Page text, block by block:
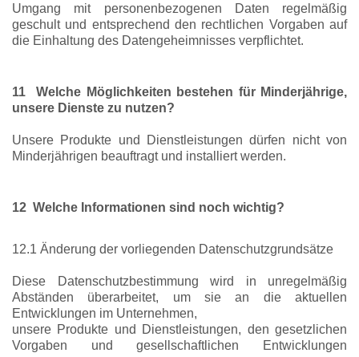
Umgang mit personenbezogenen Daten regelmäßig
geschult und entsprechend den rechtlichen Vorgaben auf
die Einhaltung des Datengeheimnisses verpflichtet.
11 Welche Möglichkeiten bestehen für Minderjährige,
unsere Dienste zu nutzen?
Unsere Produkte und Dienstleistungen dürfen nicht von
Minderjährigen beauftragt und installiert werden.
12 Welche Informationen sind noch wichtig?
12.1 Änderung der vorliegenden Datenschutzgrundsätze
Diese Datenschutzbestimmung wird in unregelmäßig
Abständen überarbeitet, um sie an die aktuellen
Entwicklungen im Unternehmen,
unsere Produkte und Dienstleistungen, den gesetzlichen
Vorgaben und gesellschaftlichen Entwicklungen